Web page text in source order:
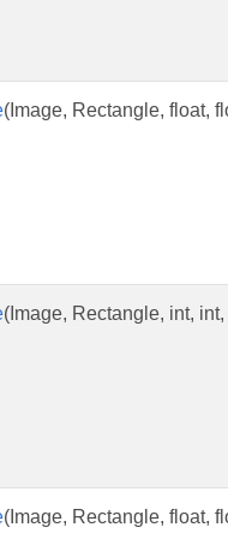
(Image, Rectangle, float,
(Image, Rectangle, int, int,
(Image, Rectangle, float,